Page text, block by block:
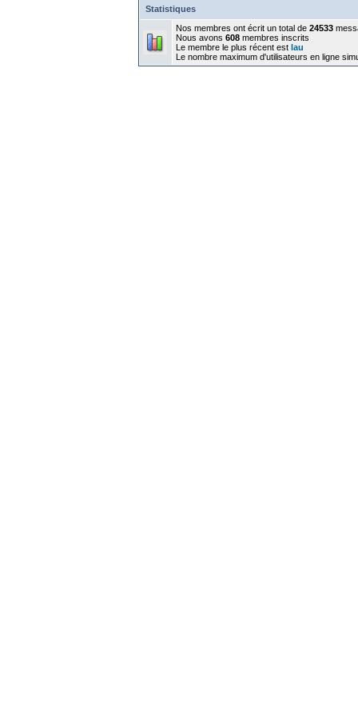
Statistiques
Nos membres ont écrit un total de 24533
Nous avons 608 membres inscrits
Le membre le plus récent est lau
Le nombre maximum d'utilisateurs en ligne